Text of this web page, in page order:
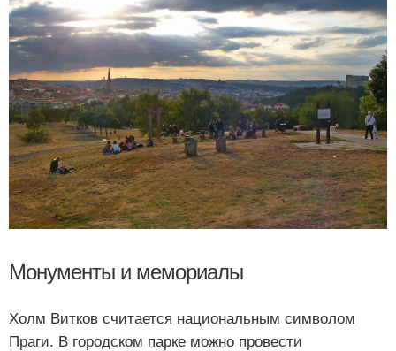
Монументы и мемориалы
Холм Витков считается национальным символом
Праги. В городском парке можно провести